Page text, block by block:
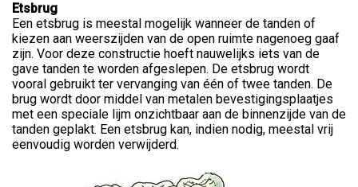
Etsbrug
Een etsbrug is meestal mogelijk wanneer de tanden of
kiezen aan weerszijden van de open ruimte nagenoeg gaaf
zijn. Voor deze constructie hoeft nauwelijks iets van de
gave tanden te worden afgeslepen. De etsbrug wordt
vooral gebruikt ter vervanging van één of twee tanden. De
brug wordt door middel van metalen bevestigingsplaatjes
met een speciale lijm onzichtbaar aan de binnenzijde van de
tanden geplakt. Een etsbrug kan, indien nodig, meestal vrij
eenvoudig worden verwijderd.